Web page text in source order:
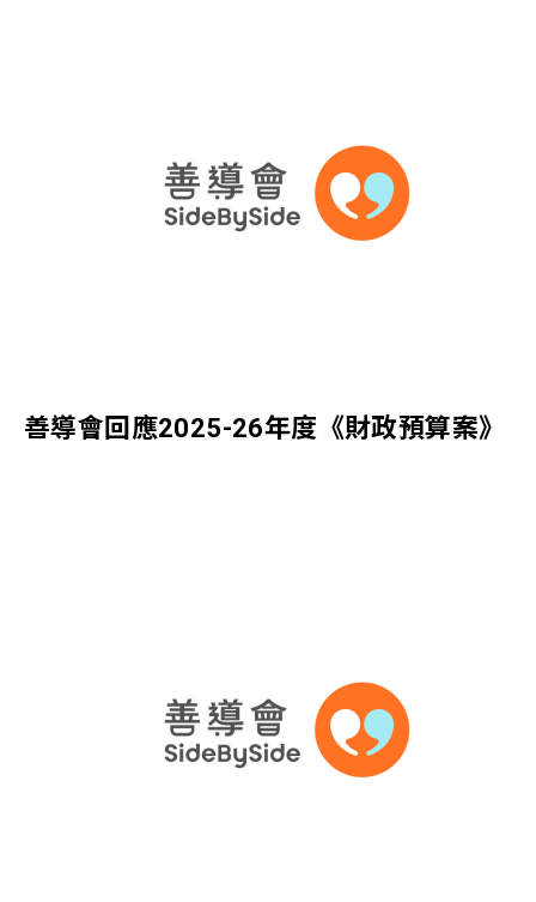
善導會回應2025-26年度《財政預算案》